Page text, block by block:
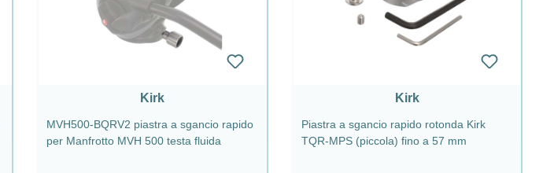
Kirk
MVH500-BQRV2 piastra a sgancio rapido
per Manfrotto MVH 500 testa fluida
Kirk
Piastra a sgancio rapido rotonda Kirk
TQR-MPS (piccola) fino a 57 mm